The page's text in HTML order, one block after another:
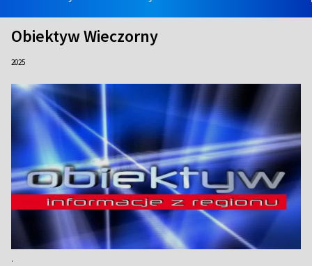
Obiektyw Wieczorny
2025
.